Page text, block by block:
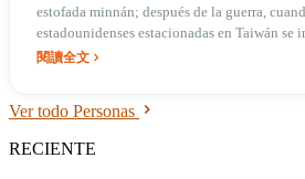
estofada minnán; después de la guerra,
estadounidenses estacionadas en Taiwán se
de Shuishang, llevaron grandes cantidades
con jengibre de los hakka y la sopa de fideos
inventado en Taichung en 1986 y los 419
閱讀全文
Ver todo Personas
RECIENTE